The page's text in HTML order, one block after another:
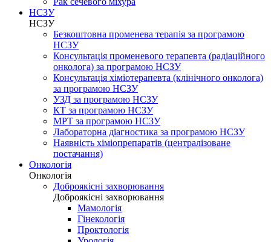
НСЗУ
НСЗУ
Безкоштовна променева терапія за програмою
НСЗУ
Консультація променевого терапевта (радіаційного
онколога) за програмою НСЗУ
Консультація хіміотерапевта (клінічного онколога)
за програмою НСЗУ
УЗД за програмою НСЗУ
КТ за програмою НСЗУ
МРТ за програмою НСЗУ
Лабораторна діагностика за програмою НСЗУ
Наявність хіміопрепаратів (централізоване
постачання)
Онкологія
Онкологія
Доброякісні захворювання
Доброякісні захворювання
Мамологія
Гінекологія
Проктологія